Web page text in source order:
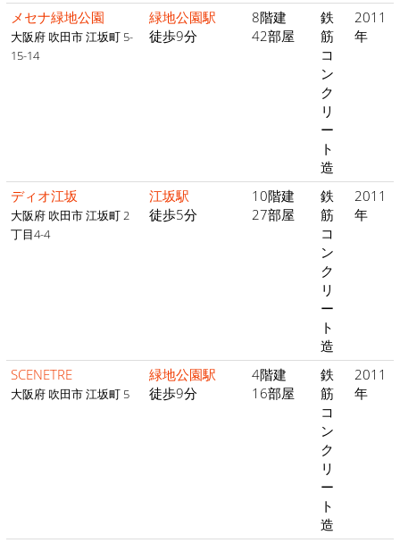
メセナ緑地公園
大阪府 吹田市 江坂町 5-
15-14
緑地公園駅
徒歩9分
8階建
42部屋
鉄
筋
コ
ン
ク
リ
ー
ト
造
2011
年
ディオ江坂
大阪府 吹田市 江坂町 2
丁目4-4
江坂駅
徒歩5分
10階建
27部屋
鉄
筋
コ
ン
ク
リ
ー
ト
造
2011
年
SCENETRE
大阪府 吹田市 江坂町 5
緑地公園駅
徒歩9分
4階建
16部屋
鉄
筋
コ
ン
ク
リ
ー
ト
造
2011
年